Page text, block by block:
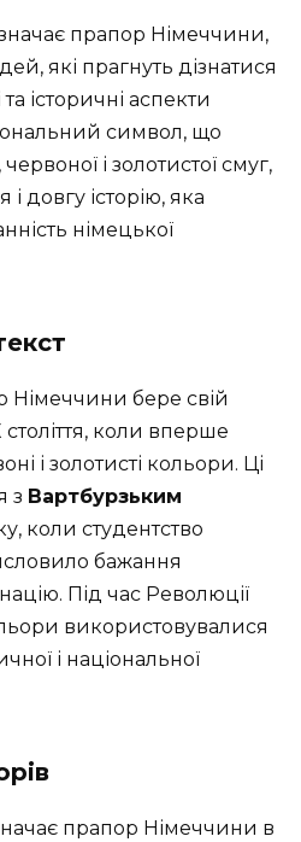
прапор Німеччини,
які прагнуть дізнатися
історичні аспекти
символ, що
і золотистої смуг,
довгу історію, яка
німецької
Німеччини бере свій
століття, коли вперше
і золотисті кольори. Ці
з Вартбурзьким
коли студентство
бажання
Під час Революції
використовувалися
і національної
прапор Німеччини в